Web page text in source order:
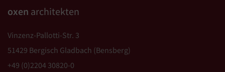
oxen architekten
Vinzenz-Pallotti-Str. 3
51429 Bergisch Gladbach (Bensberg)
+49 (0)2204 30820-0